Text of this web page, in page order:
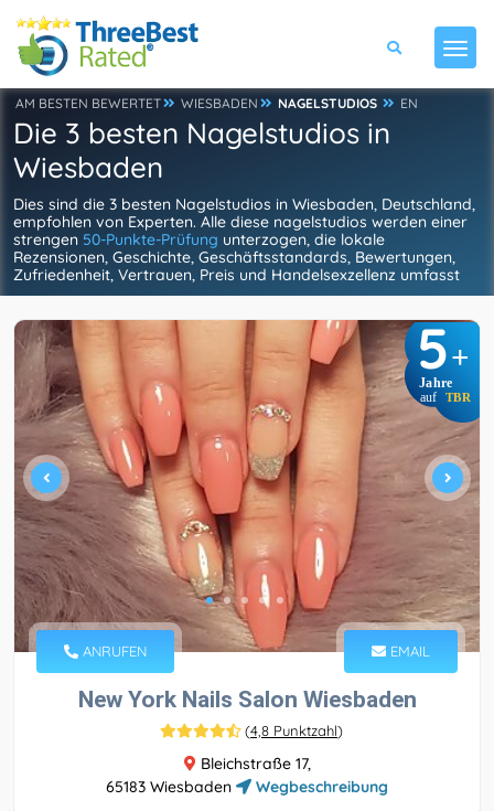
AM BESTEN BEWERTET WIESBADEN NAGELSTUDIOS EN
Die 3 besten Nagelstudios in
Wiesbaden
Dies sind die 3 besten Nagelstudios in Wiesbaden, Deutschland,
empfohlen von Experten. Alle diese nagelstudios werden einer
strengen 50-Punkte-Prüfung unterzogen, die lokale
Rezensionen, Geschichte, Geschäftsstandards, Bewertungen,
Zufriedenheit, Vertrauen, Preis und Handelsexzellenz umfasst
5+
Jahre
auf TBR
ANRUFEN EMAIL
New York Nails Salon Wiesbaden
(4,8 Punktzahl)
Bleichstraße 17,
65183 Wiesbaden
Wegbeschreibung